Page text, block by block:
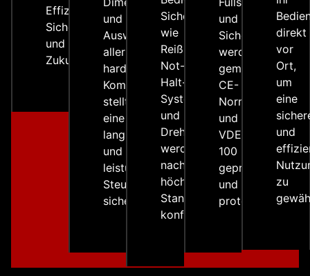
Effizienz,
Sicherheit
und
Zukunftssicherheit.
und
Auswahl
aller
hardwareseitigen
Komponenten
stellt
eine
langlebige
und
leistungsstarke
Steuerung
sicher.
Sicherheitssensorik
wie
Reißleinen,
Not-
Halt-
Systeme
und
Drehzahlwächter
werden
nach
höchsten
Standards
konfiguriert.
und
werden
gemäß
CE-
Norm
und
VDE
100
geprüft
und
protokolliert.
direkt
vor
Ort,
um
eine
und
zu